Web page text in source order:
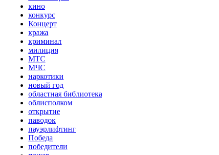
кино
конкурс
Концерт
кража
криминал
милиция
МТС
МЧС
наркотики
новый год
областная библиотека
облисполком
открытие
паводок
пауэрлифтинг
Победа
победители